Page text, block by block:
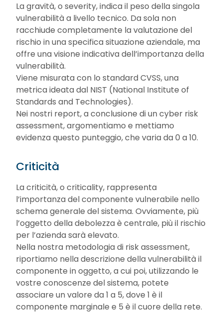
La gravità, o severity, indica il peso della singola
vulnerabilità a livello tecnico. Da sola non
racchiude completamente la valutazione del
rischio in una specifica situazione aziendale, ma
offre una visione indicativa dell’importanza della
vulnerabilità.
Viene misurata con lo standard CVSS, una
metrica ideata dal NIST (National Institute of
Standards and Technologies).
Nei nostri report, a conclusione di un cyber risk
assessment, argomentiamo e mettiamo
evidenza questo punteggio, che varia da 0 a 10.
Criticità
La criticità, o criticality, rappresenta
l’importanza del componente vulnerabile nello
schema generale del sistema. Ovviamente, più
l’oggetto della debolezza è centrale, più il rischio
per l’azienda sarà elevato.
Nella nostra metodologia di risk assessment,
riportiamo nella descrizione della vulnerabilità il
componente in oggetto, a cui poi, utilizzando le
vostre conoscenze del sistema, potete
associare un valore da 1 a 5, dove 1 è il
componente marginale e 5 è il cuore della rete.